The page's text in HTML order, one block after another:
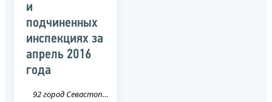
и
подчиненных
инспекциях за
апрель 2016
года
92 город Севастополь